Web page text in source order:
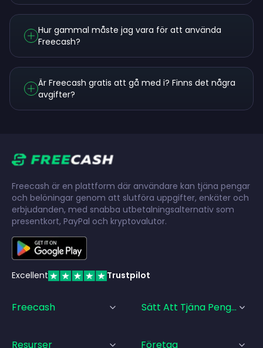
Hur gammal måste jag vara för att använda
Freecash?
Är Freecash gratis att gå med i? Finns det några
avgifter?
Freecash är en plattform där användare kan tjäna pengar
och belöningar genom att slutföra uppgifter, enkäter och
erbjudanden, med snabba utbetalningsalternativ som
presentkort, PayPal och kryptovalutor.
Excellent Trustpilot
Freecash Sätt Att Tjäna Pengar
Resurser Företag